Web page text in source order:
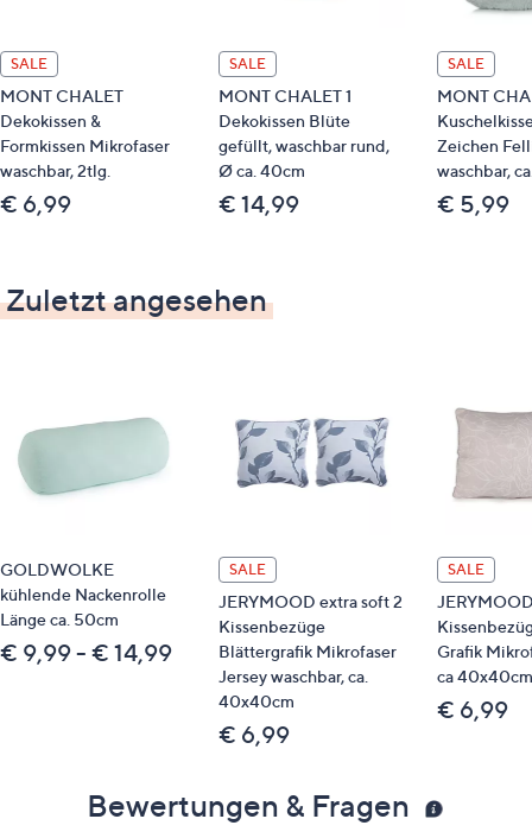
SALE
MONT CHALET
Dekokissen &
Formkissen Mikrofaser
waschbar, 2tlg.
€ 6,99
SALE
MONT CHALET 1
Dekokissen Blüte
gefüllt, waschbar rund,
Ø ca. 40cm
€ 14,99
SALE
MONT
Zeichen
waschbar,
€ 5,99
Zuletzt angesehen
GOLDWOLKE
kühlende Nackenrolle
Länge ca. 50cm
€ 9,99 - € 14,99
SALE
JERYMOOD extra soft 2
Kissenbezüge
Blättergrafik Mikrofaser
Jersey waschbar, ca.
40x40cm
€ 6,99
SALE
Grafik
ca 40x40cm
€ 6,99
Bewertungen & Fragen